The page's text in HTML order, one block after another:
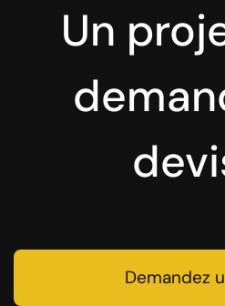
Un
Demandez